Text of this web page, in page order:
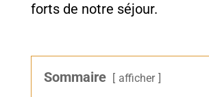
forts de notre séjour.
Sommaire afficher